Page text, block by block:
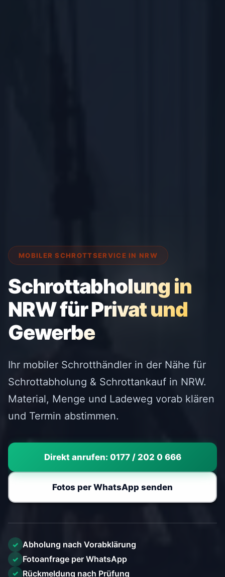
MOBILER SCHROTTSERVICE IN NRW
Schrottabholung in
NRW für Privat und
Gewerbe
Ihr mobiler Schrotthändler in der Nähe für
Schrottabholung & Schrottankauf in NRW.
Material, Menge und Ladeweg vorab klären
und Termin abstimmen.
Direkt anrufen: 0177 / 202 0 666
Fotos per WhatsApp senden
✓ Abholung nach Vorabklärung
✓ Fotoanfrage per WhatsApp
✓ Rückmeldung nach Prüfung